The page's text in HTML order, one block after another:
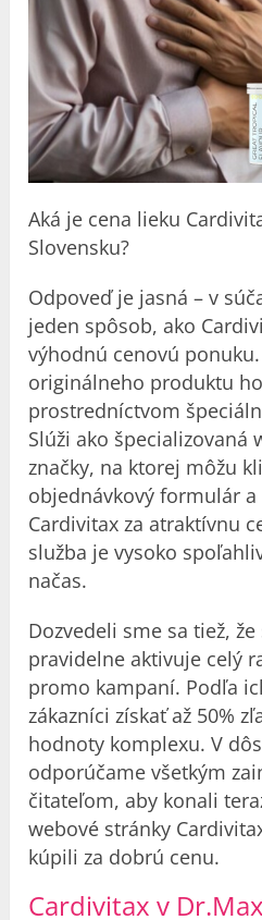
Aká je cena lieku
Slovensku?
Odpoveď je jasná – v
jeden spôsob, ako
výhodnú cenovú
originálneho produktu
prostredníctvom
Slúži ako špecializovaná
značky, na ktorej môžu
objednávkový formulár a
Cardivitax za atraktívnu
služba je vysoko
načas.
Dozvedeli sme sa tiež,
pravidelne aktivuje celý
promo kampaní. Podľa
zákazníci získať až 50%
hodnoty komplexu. V
odporúčame všetkým
čitateľom, aby konali
webové stránky
kúpili za dobrú cenu.
Cardivitax v